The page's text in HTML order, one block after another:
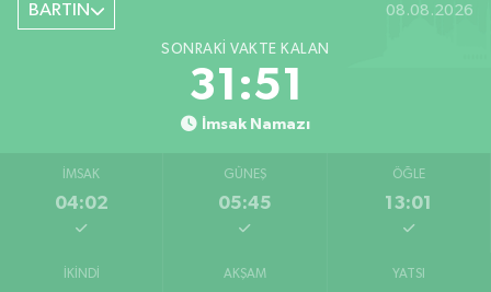
BARTIN 08.08.2026
SONRAKI VAKTE KALAN
31:50
İmsak Namazı
İMSAK
04:02
GÜNEŞ
05:45
ÖĞLE
13:01
İKINDI AKŞAM YATSI